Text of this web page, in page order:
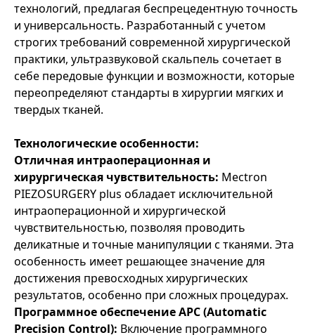
технологий, предлагая беспрецедентную точность
и универсальность. Разработанный с учетом
строгих требований современной хирургической
практики, ультразвуковой скальпель сочетает в
себе передовые функции и возможности, которые
переопределяют стандарты в хирургии мягких и
твердых тканей.
Технологические особенности:
Отличная интраоперационная и
хирургическая чувствительность: Mectron
PIEZOSURGERY plus обладает исключительной
интраоперационной и хирургической
чувствительностью, позволяя проводить
деликатные и точные манипуляции с тканями. Эта
особенность имеет решающее значение для
достижения превосходных хирургических
результатов, особенно при сложных процедурах.
Программное обеспечение APC (Automatic
Precision Control): Включение программного